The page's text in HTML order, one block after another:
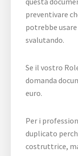
preventivare
potrebbe
svalutando.
Se il vostro
domanda
euro.
Per i
duplicato
costruttrice,